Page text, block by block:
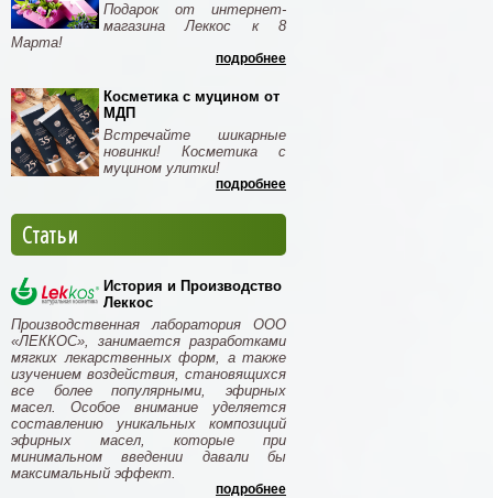
Подарок от интернет-
магазина Леккос к 8
Марта!
подробнее
Косметика с муцином от
МДП
Встречайте шикарные
новинки! Косметика с
муцином улитки!
подробнее
Статьи
История и Производство
Леккос
Производственная лаборатория ООО
«ЛЕККОС», занимается разработками
мягких лекарственных форм, а также
изучением воздействия, становящихся
все более популярными, эфирных
масел. Особое внимание уделяется
составлению уникальных композиций
эфирных масел, которые при
минимальном введении давали бы
максимальный эффект.
подробнее